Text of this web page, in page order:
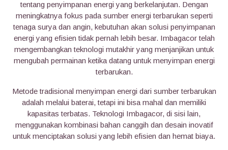
tentang penyimpanan energi yang berkelanjutan. Dengan
meningkatnya fokus pada sumber energi terbarukan seperti
tenaga surya dan angin, kebutuhan akan solusi penyimpanan
energi yang efisien tidak pernah lebih besar. Imbagacor telah
mengembangkan teknologi mutakhir yang menjanjikan untuk
mengubah permainan ketika datang untuk menyimpan energi
terbarukan.
Metode tradisional menyimpan energi dari sumber terbarukan
adalah melalui baterai, tetapi ini bisa mahal dan memiliki
kapasitas terbatas. Teknologi Imbagacor, di sisi lain,
menggunakan kombinasi bahan canggih dan desain inovatif
untuk menciptakan solusi yang lebih efisien dan hemat biaya.